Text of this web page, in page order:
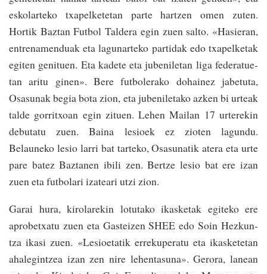
eskolarteko­ txapelke­tetan parte har­tzen­ omen zuten.
Hortik Baz­tan Futbol Taldera­ egin zuen salto. «Hasieran,
entrenamenduak eta lagunarteko partidak edo txapelketak
egiten genituen. Eta kadete eta jube­niletan liga fede­ra­tue­
tan aritu ginen». Bere futbole­rako dohainez jabetuta,
Osasunak begia bota zion, eta jubeniletako az­ken bi urteak
talde go­rri­txoan egin zituen. Lehen Mailan 17 urterekin
debu­tatu zuen. Baina le­sioek ez zioten lagundu.
Belauneko lesio larri­ bat tarteko, Osasunatik­ atera eta urte
pare batez Baztanen ibili zen. Ber­­tze lesio bat ere izan
zuen­ eta futbolari izateari utzi zion.
Garai hura, kirolarekin lotutako ikasketak egiteko ere
aprobetxatu zuen eta Gasteizen SHEE edo Soin­ Hezkun­
tza ikasi zuen. «Lesioeta­tik errekupe­ra­tu eta ikas­­ketetan
ahalegintzea izan zen nire lehentasuna». Ge­rora, lanean